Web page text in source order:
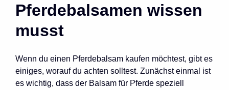
Pferdebalsamen wissen
musst
Wenn du einen Pferdebalsam kaufen möchtest, gibt es
einiges, worauf du achten solltest. Zunächst einmal ist
es wichtig, dass der Balsam für Pferde speziell